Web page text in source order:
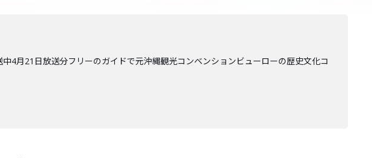
21日放送分フリーのガイドで元沖縄観光コンベンションビューローの歴史文化コ